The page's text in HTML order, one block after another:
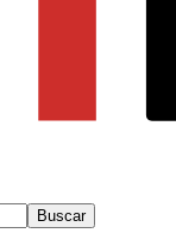
Buscar